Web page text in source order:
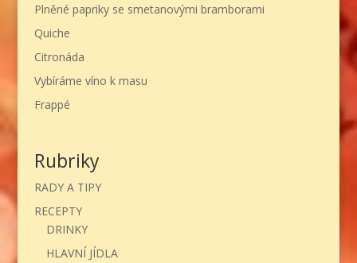
Plněné papriky se smetanovými bramborami
Quiche
Citronáda
Vybíráme víno k masu
Frappé
Rubriky
RADY A TIPY
RECEPTY
DRINKY
HLAVNÍ JÍDLA